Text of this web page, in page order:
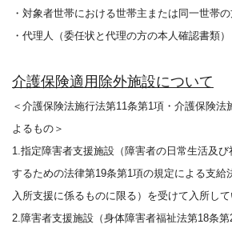
・対象者世帯における世帯主または同一世帯
・代理人（委任状と代理の方の本人確認書類）
介護保険適用除外施設について
＜介護保険法施行法第11条第1項・介護保険法
よるもの＞
1.指定障害者支援施設（障害者の日常生活及
するための法律第19条第1項の規定による支給
入所支援に係るものに限る）を受けて入所して
2.障害者支援施設（身体障害者福祉法第18条